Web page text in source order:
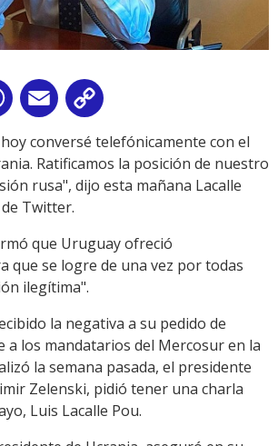
WhatsApp
Email
Link
conversé telefónicamente con el
Ratificamos la posición de nuestro
rusa", dijo esta mañana Lacalle
Twitter.
que Uruguay ofreció
que se logre de una vez por todas
ilegítima".
la negativa a su pedido de
a los mandatarios del Mercosur en la
la semana pasada, el presidente
Zelenski, pidió tener una charla
Luis Lacalle Pou.